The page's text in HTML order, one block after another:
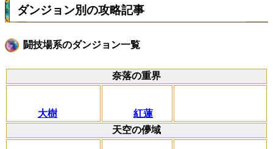
ダンジョン別の攻略記事
闘技場系のダンジョン一覧
奈落の重界
大樹
紅蓮
天空の儚域